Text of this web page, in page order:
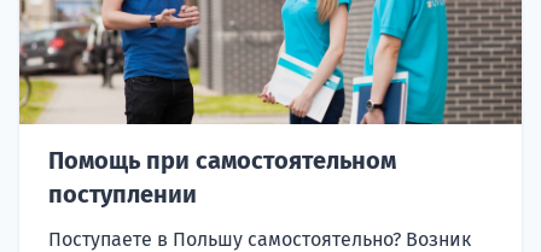
Помощь при самостоятельном
поступлении
Поступаете в Польшу самостоятельно? Возник